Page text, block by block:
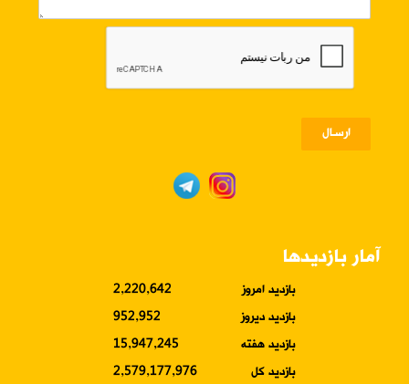
ارسـال
آمار بازدیدها
بازدید امروز
2,220,642
بازدید دیروز
952,952
بازدید هفته
15,947,245
بازدید کل
2,579,177,976